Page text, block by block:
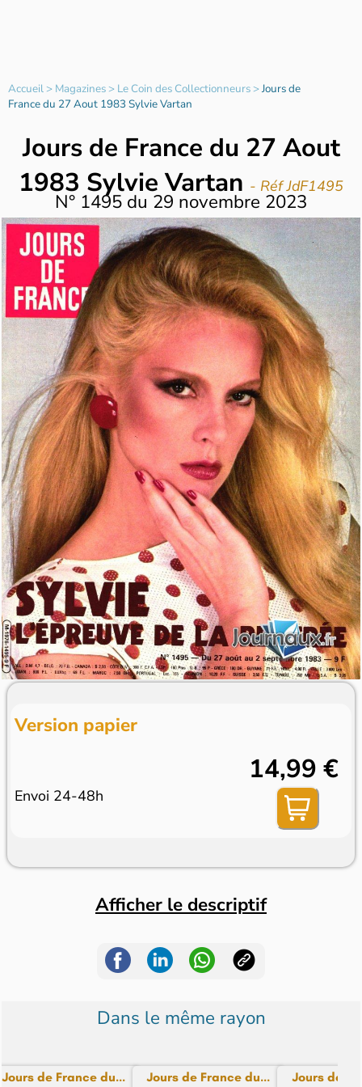
Accueil> Magazines> Le Coin des Collectionneurs>Jours de
France du 27 Aout 1983 Sylvie Vartan
Jours de France du 27 Aout
1983 Sylvie Vartan - Réf JdF1495
N° 1495 du 29 novembre 2023
Version papier
Envoi 24-48h
14,99 €
Afficher le descriptif
Dans le même rayon
Jours de France du... Jours de France du... Jours de